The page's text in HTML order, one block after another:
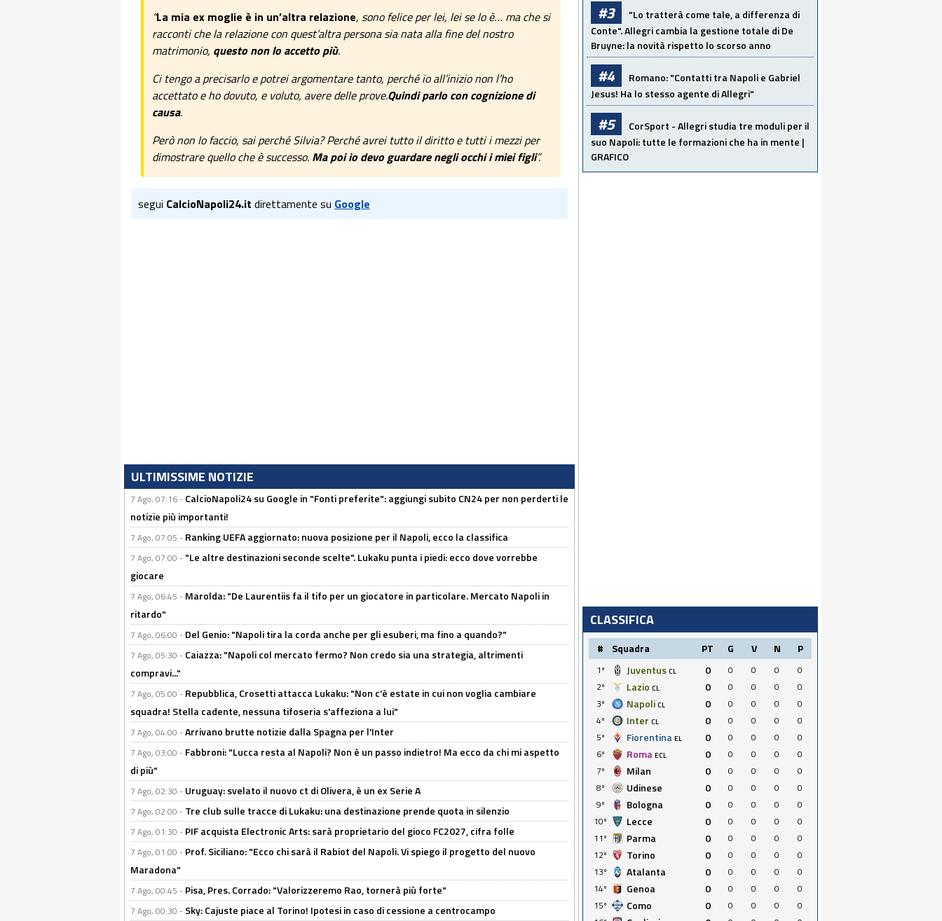
“La mia ex moglie è in un’altra relazione, sono felice per lei, lei se lo è… ma che si
racconti che la relazione con quest’altra persona sia nata alla fine del nostro
matrimonio, questo non lo accetto più.
Ci tengo a precisarlo e potrei argomentare tanto, perché io all’inizio non l’ho
accettato e ho dovuto, e voluto, avere delle prove.Quindi parlo con cognizione di
causa.
Però non lo faccio, sai perché Silvia? Perché avrei tutto il diritto e tutti i mezzi per
dimostrare quello che è successo. Ma poi io devo guardare negli occhi i miei figli”.
segui CalcioNapoli24.it direttamente su Google
ULTIMISSIME NOTIZIE
7 Ago, 07:16 - CalcioNapoli24 su Google in "Fonti preferite": aggiungi subito CN24 per non perderti le
notizie più importanti!
7 Ago, 07:05 - Ranking UEFA aggiornato: nuova posizione per il Napoli, ecco la classifica
7 Ago, 07:00 - "Le altre destinazioni seconde scelte". Lukaku punta i piedi: ecco dove vorrebbe
giocare
7 Ago, 06:45 - Marolda: "De Laurentiis fa il tifo per un giocatore in particolare. Mercato Napoli in
ritardo"
7 Ago, 06:00 - Del Genio: "Napoli tira la corda anche per gli esuberi, ma fino a quando?"
7 Ago, 05:30 - Caiazza: "Napoli col mercato fermo? Non credo sia una strategia, altrimenti
compravi..."
7 Ago, 05:00 - Repubblica, Crosetti attacca Lukaku: "Non c'è estate in cui non voglia cambiare
squadra! Stella cadente, nessuna tifoseria s'affeziona a lui"
7 Ago, 04:00 -Arrivano brutte notizie dalla Spagna per l'Inter
7 Ago, 03:00 - Fabbroni: "Lucca resta al Napoli? Non è un passo indietro! Ma ecco da chi mi aspetto
di più"
7 Ago, 02:30 - Uruguay: svelato il nuovo ct di Olivera, è un ex Serie A
7 Ago, 02:00 - Tre club sulle tracce di Lukaku: una destinazione prende quota in silenzio
7 Ago, 01:30 - PIF acquista Electronic Arts: sarà proprietario del gioco FC2027, cifra folle
7 Ago, 01:00 - Prof. Siciliano: "Ecco chi sarà il Rabiot del Napoli. Vi spiego il progetto del nuovo
Maradona"
7 Ago, 00:45 - Pisa, Pres. Corrado: "Valorizzeremo Rao, tornerà più forte"
7 Ago, 00:30 - Sky: Cajuste piace al Torino! Ipotesi in caso di cessione a centrocampo
#3
"Lo tratterà come tale, a differenza di
Conte". Allegri cambia la gestione totale di De
Bruyne: la novità rispetto lo scorso anno
#4
Romano: "Contatti tra Napoli e Gabriel
Jesus! Ha lo stesso agente di Allegri"
#5
CorSport - Allegri studia tre moduli per il
suo Napoli: tutte le formazioni che ha in mente |
GRAFICO
CLASSIFICA
# Squadra PT G V N P
1º Juventus CL 0 0 0 0
0
2º
Lazio CL 0 0 0 0
0
3º
Napoli CL 0 0 0 0
0
4º
Inter CL 0 0 0 0
0
5º
Fiorentina EL 0 0 0 0
0
6º
Roma ECL 0 0 0 0
0
7º
Milan 0 0 0 0
0
8º
Udinese 0 0 0 0
0
9º
Bologna 0 0 0 0
0
10º
Lecce 0 0 0 0
0
11º
Parma 0 0 0 0
0
12º
Torino 0 0 0 0
0
13º
Atalanta 0 0 0 0
0
14º
Genoa 0 0 0 0
0
15º
Como 0 0 0 0
0